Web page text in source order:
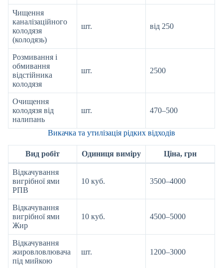
Чищення
каналізаційного
колодязя
(колодязь)
шт. від 250
Розмивання і
обмивання
відстійника
колодязя
шт. 2500
Очищення
колодязя від
налипань
шт. 470–500
Викачка та утилізація рідких відходів
Вид робіт Одиниця виміру Ціна, грн
Відкачування
вигрібної ями
РПВ
10 куб. 3500–4000
Відкачування
вигрібної ями
Жир
10 куб. 4500–5000
Відкачування
жировловлювача
під мийкою
шт. 1200–3000